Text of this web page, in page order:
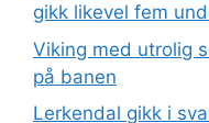
gikk likevel fem
Viking med utrolig
på banen
Lerkendal gikk i